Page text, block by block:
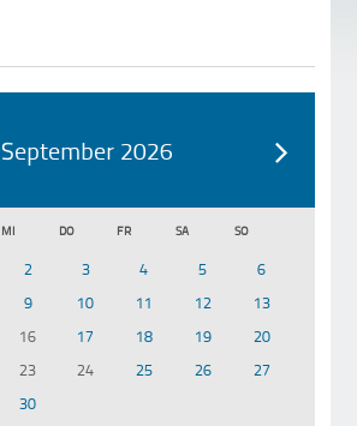
September 2026
MI DO FR SA SO
2 3 4 5
6
9 10 11 12
13
16 17 18 19
20
23 24 25 26
27
30